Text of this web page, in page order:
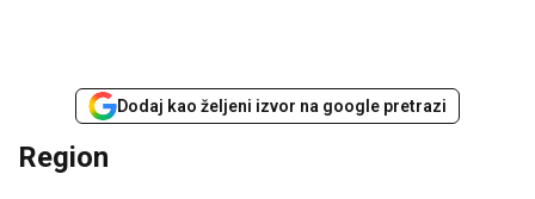
Dodaj kao željeni izvor na google pretrazi
Region